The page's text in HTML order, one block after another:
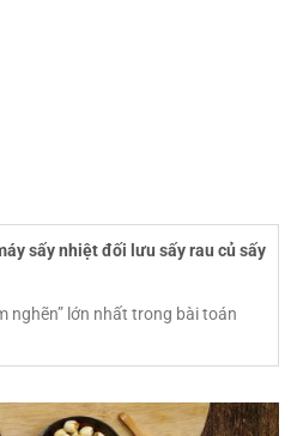
sấy nhiệt đối lưu sấy rau củ sấy
nghẽn” lớn nhất trong bài toán